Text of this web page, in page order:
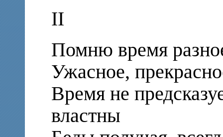
II
Помню время
Ужасное,
Время не
властны